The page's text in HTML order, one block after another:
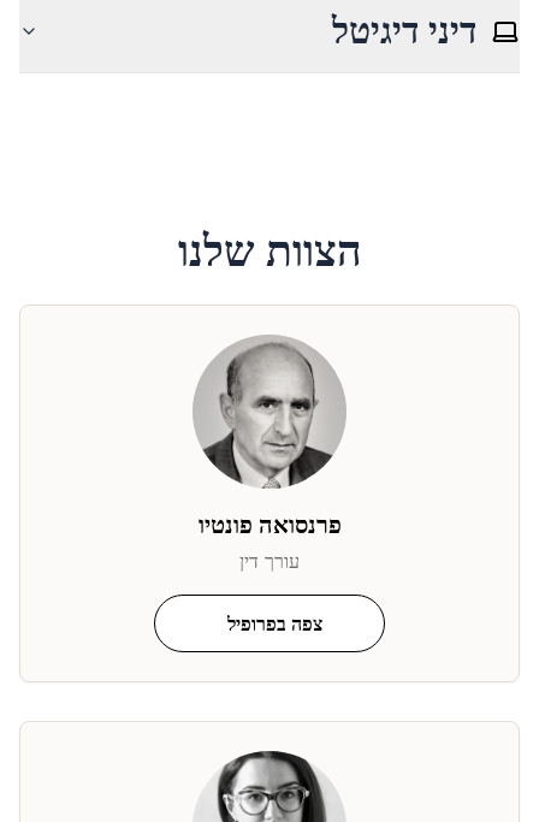
דיני דיגיטל
הצוות שלנו
פרנסואה פונטיו
עורך דין
צפה בפרופיל